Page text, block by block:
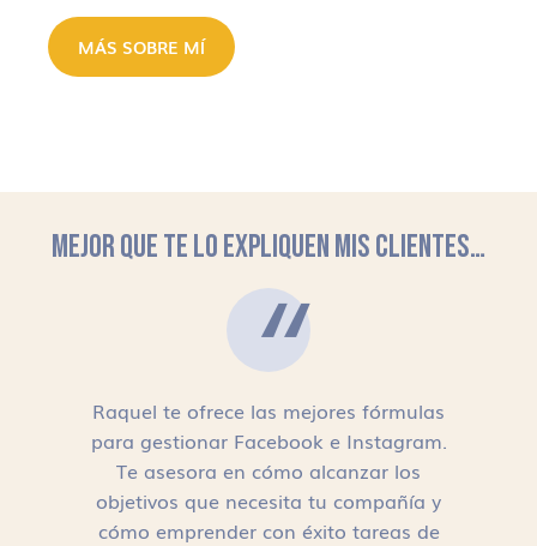
MÁS SOBRE MÍ
MEJOR QUE TE LO EXPLIQUEN MIS CLIENTES…
Raquel te ofrece las mejores fórmulas
para gestionar Facebook e Instagram.
Te asesora en cómo alcanzar los
objetivos que necesita tu compañía y
cómo emprender con éxito tareas de